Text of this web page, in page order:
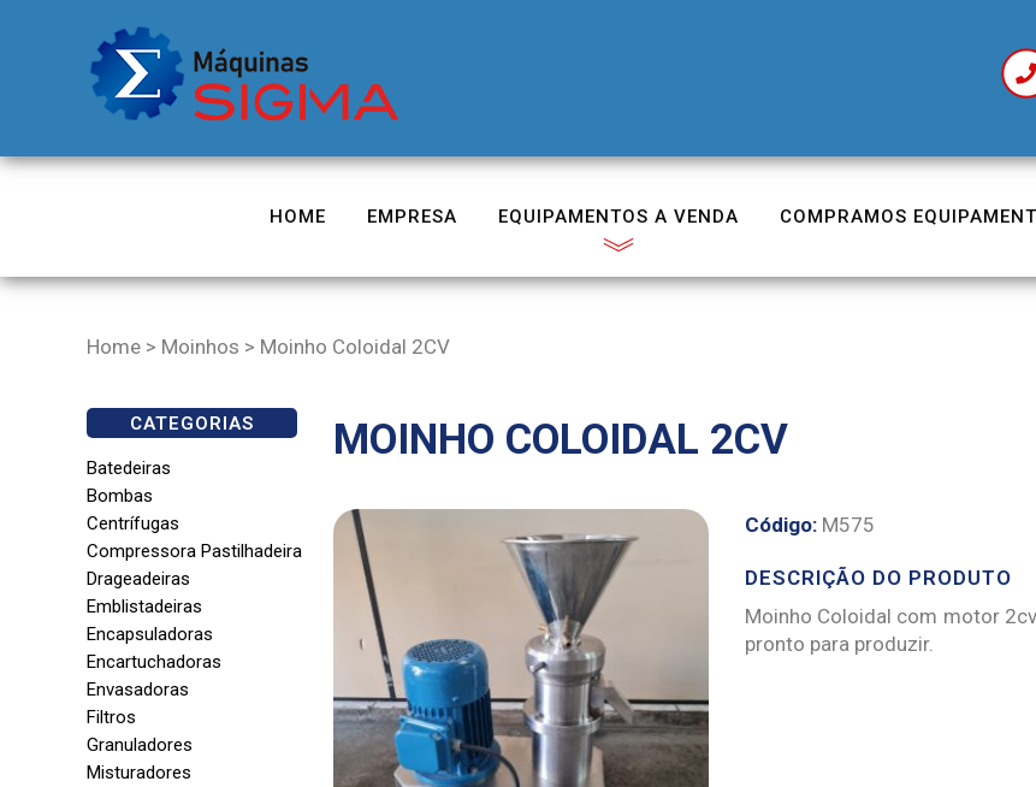
HOME EMPRESA EQUIPAMENTOS A VENDA COMPRAMOS
Home > Moinhos > Moinho Coloidal 2CV
CATEGORIAS
Batedeiras
Bombas
Centrífugas
Compressora Pastilhadeira
Drageadeiras
Emblistadeiras
Encapsuladoras
Encartuchadoras
Envasadoras
Filtros
Granuladores
Misturadores
MOINHO COLOIDAL 2CV
Código:M575
DESCRIÇÃO DO PRODUTO
Moinho Coloidal com motor
pronto para produzir.